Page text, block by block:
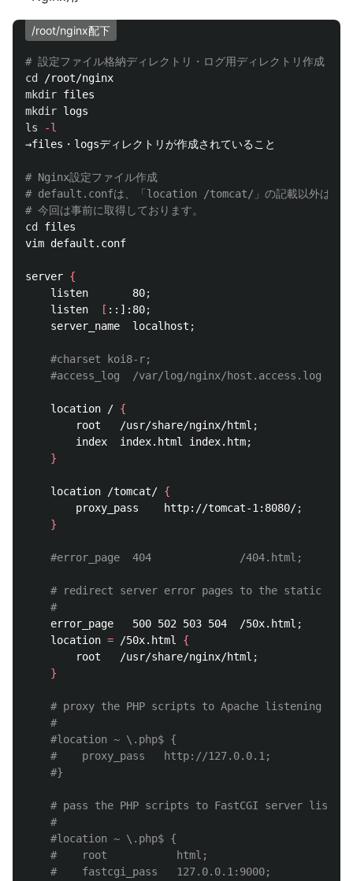
/root/nginx配下
# 設定ファイル格納ディレクトリ・ログ用ディレクトリ作成
cd
mkdir
mkdir
ls
-l
→files・logsディレクトリが作成されていること
# Nginx設定ファイル作成
# default.confは、「location /tomcat/」の記載以外は、コン
# 今回は事前に取得しております。
cd files
vim default.conf
server {
    listen       80
;
    listen
[ ::]:80;
    server_name  localhost
;
#charset koi8-r;
#access_log  /var/log/nginx/host.access.log
    location /
{
        root   /usr/share/nginx/html
;
        index  index.html index.htm
;
}
    location /tomcat/
{
        proxy_pass    http://tomcat-1:8080/
;
}
#error_page  404              /404.html;
# redirect server error pages to the static
#
    error_page   500 502 503 504  /50x.html
;
    location
= /50x.html {
        root   /usr/share/nginx/html
;
}
# proxy the PHP scripts to Apache listening on
#
#location ~ \.php$ {
#    proxy_pass   http://127.0.0.1;
#}
# pass the PHP scripts to FastCGI server
#
#location ~ \.php$ {
#    root           html;
#    fastcgi_pass   127.0.0.1:9000;